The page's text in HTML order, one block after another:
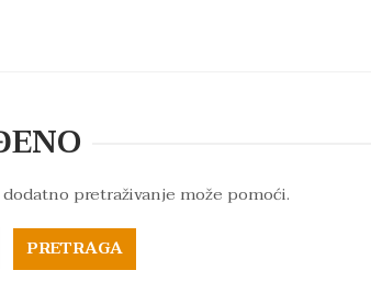
pretraživanje može pomoći.